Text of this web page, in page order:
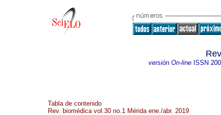
versión On-lineISSN
Tabla de contenido
Rev. biomédica vol.30 no.1 Mérida ene./abr. 2019